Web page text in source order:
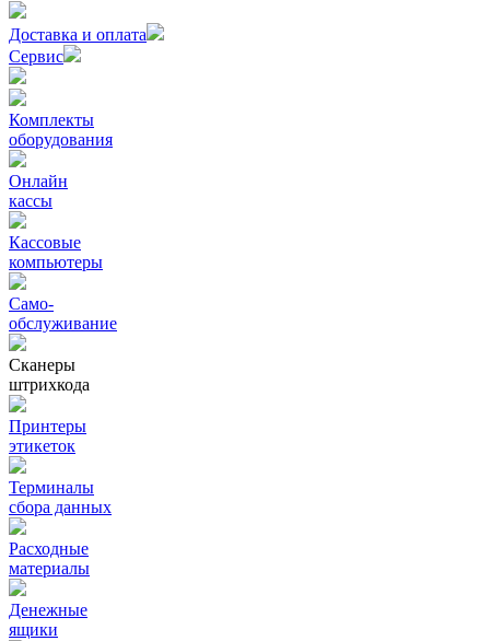
Доставка и оплата
Сервис
Комплекты
оборудования
Онлайн
кассы
Кассовые
компьютеры
Само-
обслуживание
Сканеры
штрихкода
Принтеры
этикеток
Терминалы
сбора данных
Расходные
материалы
Денежные
ящики